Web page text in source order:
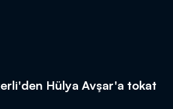
Hülya Avşar'a tokat